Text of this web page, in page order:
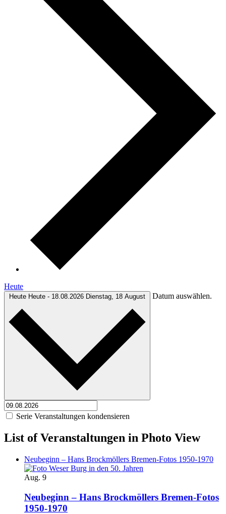
Heute
Heute Heute - 18.08.2026 Dienstag, 18 August Datum auswählen.
Serie Veranstaltungen kondensieren
List of Veranstaltungen in Photo View
Neubeginn – Hans Brockmöllers Bremen-Fotos 1950-1970
Aug. 9
Neubeginn – Hans Brockmöllers Bremen-Fotos
1950-1970